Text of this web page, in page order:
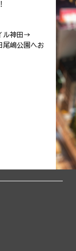
ル神田→
公園へお